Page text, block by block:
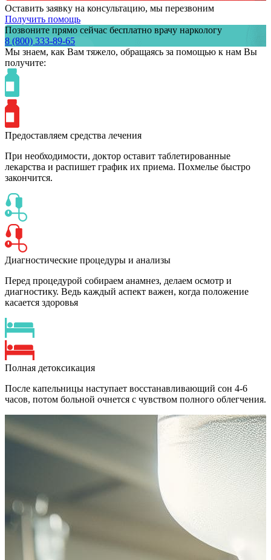
Оставить заявку на консультацию, мы перезвоним
Получить помощь
Позвоните прямо сейчас бесплатно врачу наркологу
8 (800) 333-89-65
Мы знаем, как Вам тяжело, обращаясь за помощью к нам Вы
получите:
Предоставляем средства лечения
При необходимости, доктор оставит таблетированные
лекарства и распишет график их приема. Похмелье быстро
закончится.
Диагностические процедуры и анализы
Перед процедурой собираем анамнез, делаем осмотр и
диагностику. Ведь каждый аспект важен, когда положение
касается здоровья
Полная детоксикация
После капельницы наступает восстанавливающий сон 4-6
часов, потом больной очнется с чувством полного облегчения.